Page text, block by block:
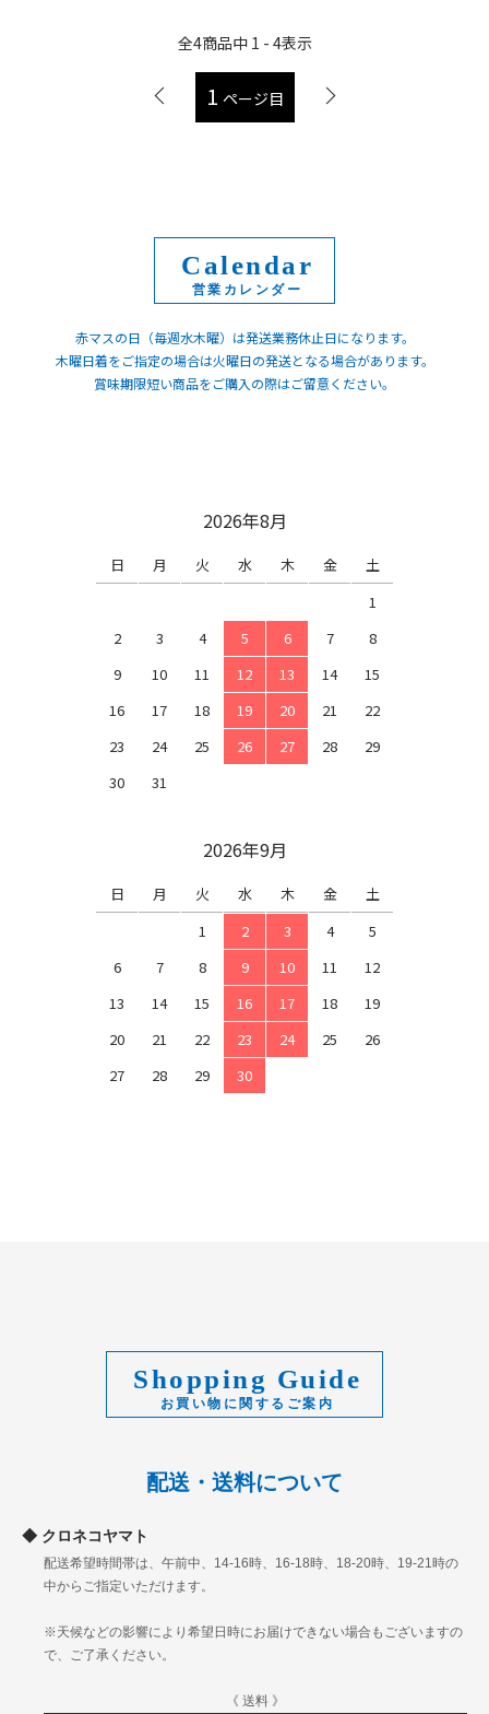
全4商品中 1 - 4表示
1 ページ目
Calendar
赤マスの日（毎週水木曜）は発送業務休止日になります。
木曜日着をご指定の場合は火曜日の発送となる場合があります。
賞味期限短い商品をご購入の際はご留意ください。
2026年8月
日 月 火 水 木 金
土
1
2
3 4 5 6 7
8
9
10 11 12 13 14
15
16
17 18 19 20 21
22
23
24 25 26 27 28
29
30
31
2026年9月
日 月 火 水 木 金
土
1
2 3 4
5
6
7 8 9 10 11
12
13
14 15 16 17 18
19
20
21 22 23 24 25
26
27
28 29 30
Shopping Guide
配送・送料について
クロネコヤマト
配送希望時間帯は、午前中、14-16時、16-18時、18-20時、19-21時の
中からご指定いただけます。
※天候などの影響により希望日時にお届けできない場合もございますの
で、ご了承ください。
《 送料 》